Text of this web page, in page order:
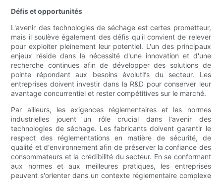
Défis et opportunités
L'avenir des technologies de séchage est certes prometteur,
mais il soulève également des défis qu'il convient de relever
pour exploiter pleinement leur potentiel. L'un des principaux
enjeux réside dans la nécessité d'une innovation et d'une
recherche continues afin de développer des solutions de
pointe répondant aux besoins évolutifs du secteur. Les
entreprises doivent investir dans la R&D pour conserver leur
avantage concurrentiel et rester compétitives sur le marché.
Par ailleurs, les exigences réglementaires et les normes
industrielles jouent un rôle crucial dans l'avenir des
technologies de séchage. Les fabricants doivent garantir le
respect des réglementations en matière de sécurité, de
qualité et d'environnement afin de préserver la confiance des
consommateurs et la crédibilité du secteur. En se conformant
aux normes et aux meilleures pratiques, les entreprises
peuvent s'orienter dans un contexte réglementaire complexe